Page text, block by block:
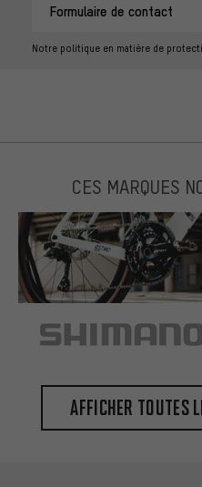
Formulaire de contact
Notre politique en matière de
CES MARQUES
Afficher toutes